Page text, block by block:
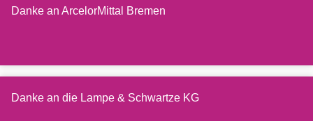
Danke an ArcelorMittal Bremen
Danke an die Lampe & Schwartze KG